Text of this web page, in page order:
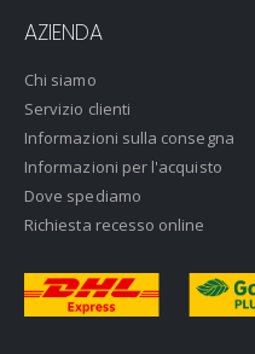
AZIENDA
Chi siamo
Servizio clienti
Informazioni sulla consegna
Informazioni per l'acquisto
Dove spediamo
Richiesta recesso online